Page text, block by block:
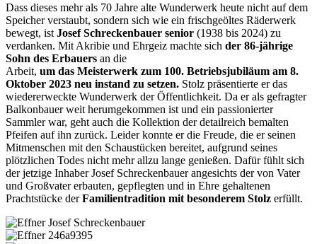
Dass dieses mehr als 70 Jahre alte Wunderwerk heute nicht auf dem
Speicher verstaubt, sondern sich wie ein frischgeöltes Räderwerk
bewegt, ist Josef Schreckenbauer senior (1938 bis 2024) zu
verdanken. Mit Akribie und Ehrgeiz machte sich der 86-jährige
Sohn des Erbauers an die
Arbeit, um das Meisterwerk zum 100. Betriebsjubiläum am 8.
Oktober 2023 neu instand zu setzen. Stolz präsentierte er das
wiedererweckte Wunderwerk der Öffentlichkeit. Da er als gefragter
Balkonbauer weit herumgekommen ist und ein passionierter
Sammler war, geht auch die Kollektion der detailreich bemalten
Pfeifen auf ihn zurück. Leider konnte er die Freude, die er seinen
Mitmenschen mit den Schaustücken bereitet, aufgrund seines
plötzlichen Todes nicht mehr allzu lange genießen. Dafür fühlt sich
der jetzige Inhaber Josef Schreckenbauer angesichts der von Vater
und Großvater erbauten, gepflegten und in Ehre gehaltenen
Prachtstücke derFamilientradition mit besonderem Stolz erfüllt.